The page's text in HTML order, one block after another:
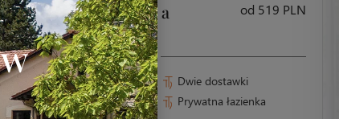
Pokój Double z dwoma
dostawkami
od 519 PLN
Wielkość: 26 m²
Dwie dostawki
Łóżko małżeńskie
Prywatna łazienka